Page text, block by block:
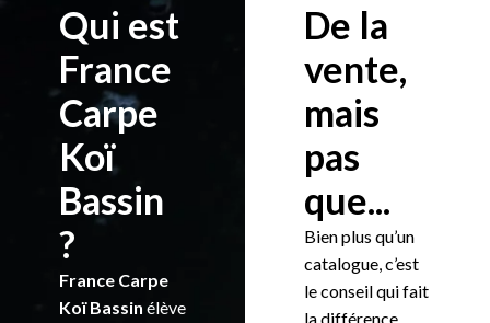
Qui est
France
Carpe
Koï
Bassin
?
France Carpe
Koï Bassin élève
De la
vente,
mais
pas
que...
Bien plus qu’un
catalogue, c’est
le conseil qui fait
la différence.